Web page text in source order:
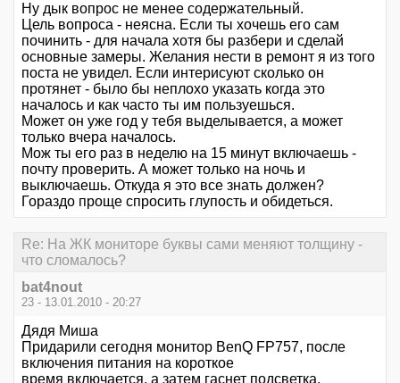
Ну дык вопрос не менее содержательный.
Цель вопроса - неясна. Если ты хочешь его сам
починить - для начала хотя бы разбери и сделай
основные замеры. Желания нести в ремонт я из того
поста не увидел. Если интерисуют сколько он
протянет - было бы неплохо указать когда это
началось и как часто ты им пользуешься.
Может он уже год у тебя выделывается, а может
только вчера началось.
Мож ты его раз в неделю на 15 минут включаешь -
почту проверить. А может только на ночь и
выключаешь. Откуда я это все знать должен?
Гораздо проще спросить глупость и обидеться.
Re: На ЖК мониторе буквы сами меняют толщину -
что сломалось?
bat4nout
23 - 13.01.2010 - 20:27
Дядя Миша
Придарили сегодня монитор BenQ FP757, после
включения питания на короткое
время включается, а затем гаснет подсветка,